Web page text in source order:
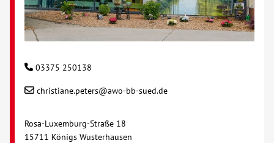
03375 250138
christiane.peters@awo-bb-sued.de
Rosa-Luxemburg-Straße 18
15711 Königs Wusterhausen